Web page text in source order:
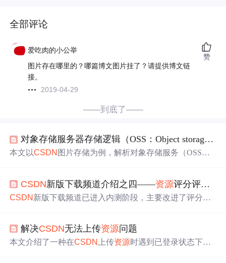
全部评论
爱吃肉的小公举
图片存在哪里的？哪篇博文图片挂了？请提供博文链
接。
2019-04-29
赞
——到底了——
对象存储服务器存储逻辑（OSS：Object storage service）以
本文以CSDN 图片存储为例，解析对象存储服务（OSS）
据；用户删除操作触发引用计数减量或延迟清理策略，避
免误删；同时涉及CDN缓存、多版本
资源生成及孤儿图片
CSDN新版下载频道介绍之四——资源评分评论及积分日志功能改进
CSDN 新版下载频道已进入内测阶段，主要改进了评分评
户的上传权限等。频道将定期清理下载量少于5次的
提高资源搜索效率。
解决CSDN无法上传资源问题
本文介绍了一种在CSDN 上传资源时遇到已登录状态下仍